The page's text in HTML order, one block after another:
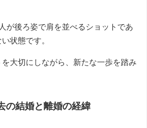
が後ろ姿で肩を並べるショットであ
状態です。
大切にしながら、新たな一歩を踏み
の結婚と離婚の経緯